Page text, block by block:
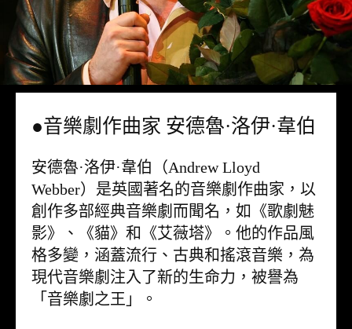
●音樂劇作曲家 安德魯·洛伊·韋伯
安德魯·洛伊·韋伯（Andrew Lloyd
Webber）是英國著名的音樂劇作曲家，以
創作多部經典音樂劇而聞名，如《歌劇魅
影》、《貓》和《艾薇塔》。他的作品風
格多變，涵蓋流行、古典和搖滾音樂，為
現代音樂劇注入了新的生命力，被譽為
「音樂劇之王」。